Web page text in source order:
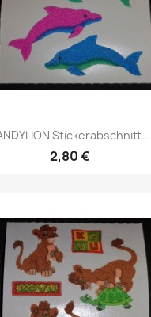
Stickerabschnitt...
2,80 €